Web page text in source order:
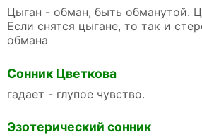
Цыган - обман, быть обманутой.
Если снятся цыгане, то так и
обмана
Сонник Цветкова
гадает - глупое чувство.
Эзотерический сонник